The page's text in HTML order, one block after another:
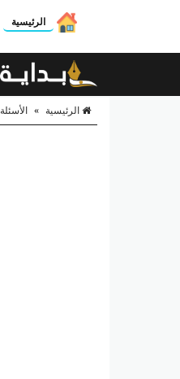
الرئيسية
الرئيسية » الأسئلة